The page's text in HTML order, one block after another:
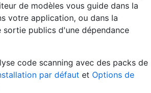
de modèles vous guide dans la
votre application, ou dans la
publics d'une dépendance
code scanning avec des packs de
par défaut et Options de